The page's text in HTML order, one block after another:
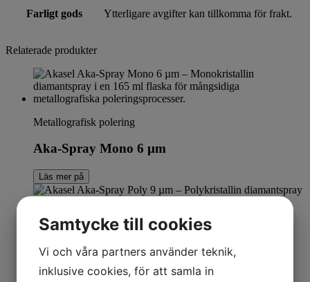
Farligt gods Ytterligare avgifter kan tillkomma för frakt.
Relaterade produkter
Metallografisk polering
Aka-Spray Mono 6 µm
Läs mer på
Aka-Spray Poly 9 µm
Samtycke till cookies
Vi och våra partners använder teknik,
inklusive cookies, för att samla in